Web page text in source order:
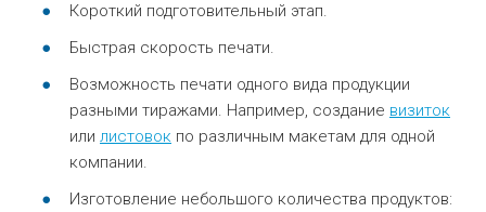
Короткий подготовительный этап.
Быстрая скорость печати.
Возможность печати одного вида продукции
разными тиражами. Например, создание визиток
или листовок по различным макетам для одной
компании.
Изготовление небольшого количества продуктов: